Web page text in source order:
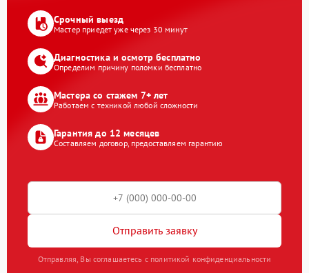
Срочный выезд
Мастер приедет уже через 30 минут
Диагностика и осмотр бесплатно
Определим причину поломки бесплатно
Мастера со стажем 7+ лет
Работаем с техникой любой сложности
Гарантия до 12 месяцев
Составляем договор, предоставляем гарантию
Отправить заявку
Отправляя, Вы соглашаетесь с политикой конфиденциальности